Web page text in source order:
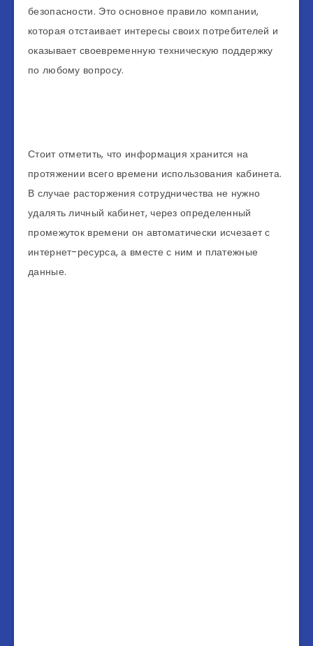
безопасности. Это основное правило компании,
которая отстаивает интересы своих потребителей и
оказывает своевременную техническую поддержку
по любому вопросу.
Стоит отметить, что информация хранится на
протяжении всего времени использования кабинета.
В случае расторжения сотрудничества не нужно
удалять личный кабинет, через определенный
промежуток времени он автоматически исчезает с
интернет-ресурса, а вместе с ним и платежные
данные.